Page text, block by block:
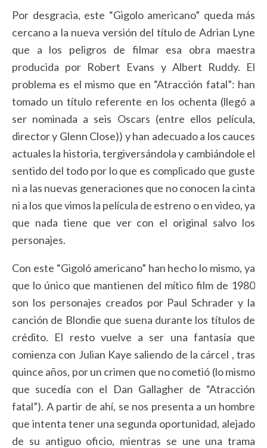
Por desgracia, este “Gigolo americano” queda más
cercano a la nueva versión del título de Adrian Lyne
que a los peligros de filmar esa obra maestra
producida por Robert Evans y Albert Ruddy. El
problema es el mismo que en “Atracción fatal”: han
tomado un título referente en los ochenta (llegó a
ser nominada a seis Oscars (entre ellos película,
director y Glenn Close)) y han adecuado a los cauces
actuales la historia, tergiversándola y cambiándole el
sentido del todo por lo que es complicado que guste
ni a las nuevas generaciones que no conocen la cinta
ni a los que vimos la película de estreno o en video, ya
que nada tiene que ver con el original salvo los
personajes.
Con este “Gigoló americano” han hecho lo mismo, ya
que lo único que mantienen del mítico film de 1980
son los personajes creados por Paul Schrader y la
canción de Blondie que suena durante los títulos de
crédito. El resto vuelve a ser una fantasía que
comienza con Julian Kaye saliendo de la cárcel , tras
quince años, por un crimen que no cometió (lo mismo
que sucedía con el Dan Gallagher de “Atracción
fatal”). A partir de ahí, se nos presenta a un hombre
que intenta tener una segunda oportunidad, alejado
de su antiguo oficio, mientras se une una trama